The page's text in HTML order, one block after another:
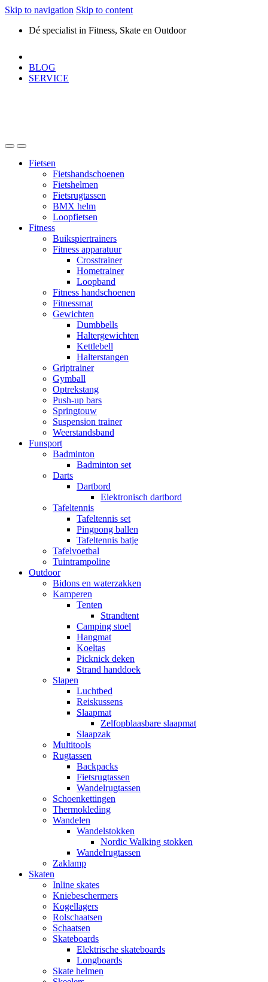
Skip to navigation Skip to content
Dé specialist in Fitness, Skate en Outdoor
BLOG
SERVICE
Fietsen
Fietshandschoenen
Fietshelmen
Fietsrugtassen
BMX helm
Loopfietsen
Fitness
Buikspiertrainers
Fitness apparatuur
Crosstrainer
Hometrainer
Loopband
Fitness handschoenen
Fitnessmat
Gewichten
Dumbbells
Haltergewichten
Kettlebell
Halterstangen
Griptrainer
Gymball
Optrekstang
Push-up bars
Springtouw
Suspension trainer
Weerstandsband
Funsport
Badminton
Badminton set
Darts
Dartbord
Elektronisch dartbord
Tafeltennis
Tafeltennis set
Pingpong ballen
Tafeltennis batje
Tafelvoetbal
Tuintrampoline
Outdoor
Bidons en waterzakken
Kamperen
Tenten
Strandtent
Camping stoel
Hangmat
Koeltas
Picknick deken
Strand handdoek
Slapen
Luchtbed
Reiskussens
Slaapmat
Zelfopblaasbare slaapmat
Slaapzak
Multitools
Rugtassen
Backpacks
Fietsrugtassen
Wandelrugtassen
Schoenkettingen
Thermokleding
Wandelen
Wandelstokken
Nordic Walking stokken
Wandelrugtassen
Zaklamp
Skaten
Inline skates
Kniebeschermers
Kogellagers
Rolschaatsen
Schaatsen
Skateboards
Elektrische skateboards
Longboards
Skate helmen